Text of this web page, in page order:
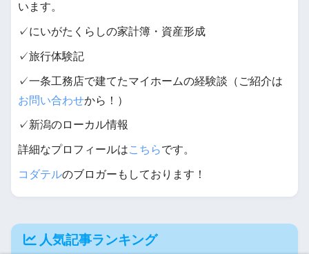
います。
✓にいがたくらしの家計簿・資産形成
✓旅行体験記
✓一条工務店で建てたマイホームの経験談（ご紹介は
お問い合わせから！）
✓新潟のローカル情報
詳細なプロフィールはこちらです。
コダテルのブロガーもしております！
人気記事ランキング